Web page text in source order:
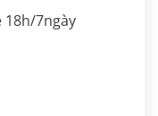
18h/7ngày